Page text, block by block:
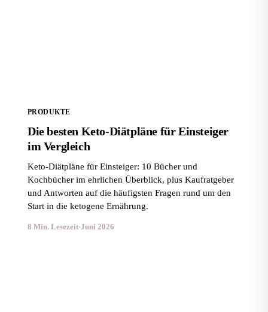
PRODUKTE
Die besten Keto-Diätpläne für Einsteiger
im Vergleich
Keto-Diätpläne für Einsteiger: 10 Bücher und
Kochbücher im ehrlichen Überblick, plus Kaufratgeber
und Antworten auf die häufigsten Fragen rund um den
Start in die ketogene Ernährung.
8 Min. Lesezeit·Juni 2026